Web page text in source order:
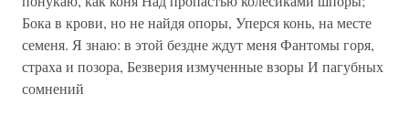
Бока в крови, но не найдя опоры, Уперся конь, на месте
семеня. Я знаю: в этой бездне ждут меня Фантомы горя,
страха и позора, Безверия измученные взоры И пагубных
сомнений